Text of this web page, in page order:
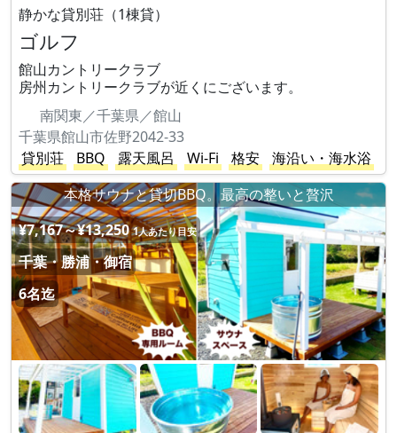
静かな貸別荘（1棟貸）
ゴルフ
館山カントリークラブ
房州カントリークラブが近くにございます。
南関東／千葉県／館山
千葉県館山市佐野2042-33
貸別荘
BBQ 露天風呂 Wi-Fi 格安
海沿い・海水浴
本格サウナと貸切BBQ。最高の整いと贅沢
¥7,167～¥13,250 1人あたり目安
千葉・勝浦・御宿
6名迄